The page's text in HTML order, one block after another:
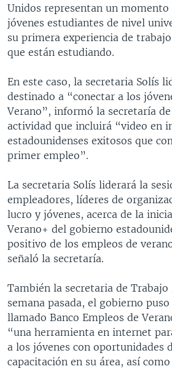
Unidos representan un momento
jóvenes estudiantes de nivel
su primera experiencia de
que están estudiando.
En este caso, la secretaria Solís
destinado a “conectar a los
Verano”, informó la secretaría
actividad que incluirá “video en
estadounidenses exitosos que
primer empleo”.
La secretaria Solís liderará la
empleadores, líderes de
lucro y jóvenes, acerca de la
Verano+ del gobierno
positivo de los empleos de
señaló la secretaría.
También la secretaria de Trabajo
semana pasada, el gobierno
llamado Banco Empleos de
“una herramienta en internet
a los jóvenes con oportunidades
capacitación en su área, así